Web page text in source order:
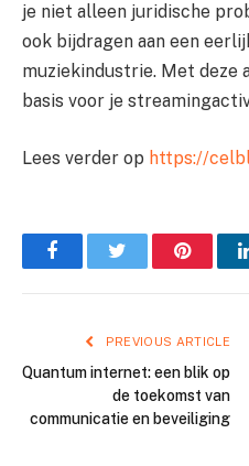
je niet alleen juridische
ook bijdragen aan een
muziekindustrie. Met deze
basis voor je
Lees verder op https://
FacebookTwitter
PREVIOUS ARTICLE
Quantum internet: een blik op
de toekomst van
communicatie en beveiliging